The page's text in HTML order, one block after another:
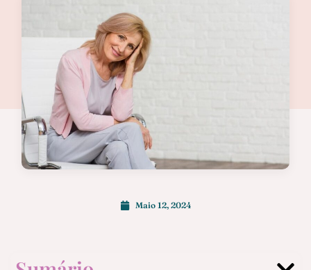
Maio 12, 2024